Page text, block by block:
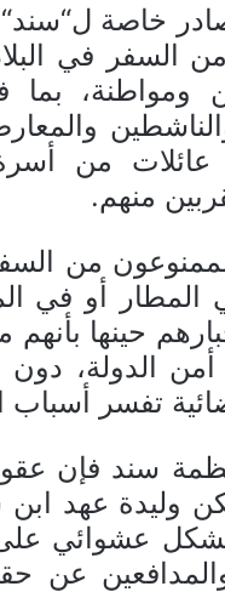
خاصة
ومواطنة، بما
عائلات من
منهم.
من
أو في
حينها
أمن الدولة، دون
تفسر أسباب
سند فإن
وليدة عهد
عشوائي
عن